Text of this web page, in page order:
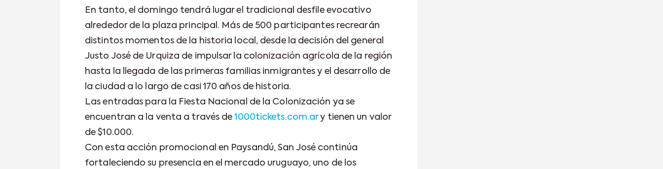
En tanto, el domingo tendrá lugar el tradicional desfile evocativo
alrededor de la plaza principal. Más de 500 participantes recrearán
distintos momentos de la historia local, desde la decisión del general
Justo José de Urquiza de impulsar la colonización agrícola de la región
hasta la llegada de las primeras familias inmigrantes y el desarrollo de
la ciudad a lo largo de casi 170 años de historia.
Las entradas para la Fiesta Nacional de la Colonización ya se
encuentran a la venta a través de1000tickets.com.ary tienen un valor
de $10.000.
Con esta acción promocional en Paysandú, San José continúa
fortaleciendo su presencia en el mercado uruguayo, uno de los